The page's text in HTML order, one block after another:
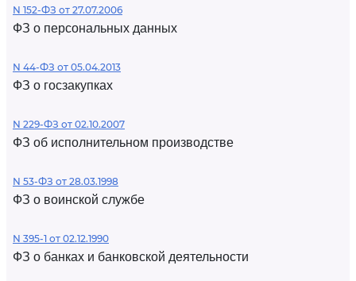
N 152-ФЗ от 27.07.2006
ФЗ о персональных данных
N 44-ФЗ от 05.04.2013
ФЗ о госзакупках
N 229-ФЗ от 02.10.2007
ФЗ об исполнительном производстве
N 53-ФЗ от 28.03.1998
ФЗ о воинской службе
N 395-1 от 02.12.1990
ФЗ о банках и банковской деятельности